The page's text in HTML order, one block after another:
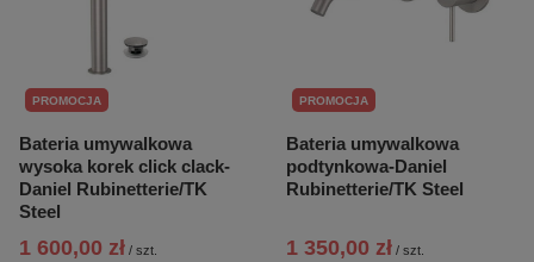
PROMOCJA
Bateria umywalkowa
wysoka korek click clack-
Daniel Rubinetterie/TK
Steel
1 600,00 zł / szt.
PROMOCJA
Bateria umywalkowa
podtynkowa-Daniel
Rubinetterie/TK Steel
1 350,00 zł / szt.